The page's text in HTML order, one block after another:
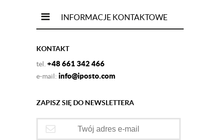
INFORMACJE KONTAKTOWE
KONTAKT
tel. +48 661 342 466
e-mail: info@iposto.com
ZAPISZ SIĘ DO NEWSLETTERA